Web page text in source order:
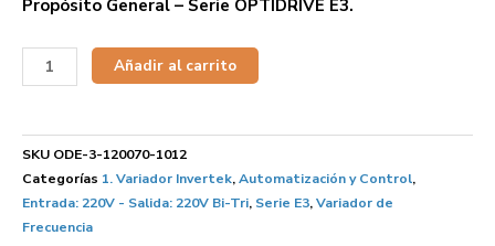
Propósito General – Serie OPTIDRIVE E3.
Añadir al carrito
SKU ODE-3-120070-1012
Categorías 1. Variador Invertek,Automatización y Control,
Entrada: 220V - Salida: 220V Bi-Tri, Serie E3,Variador de
Frecuencia